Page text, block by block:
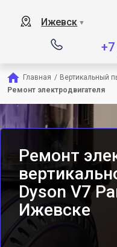
Ижевск ▼
Главная / Вертикальный
Ремонт электродвигателя
Ремонт
Dyson V7
Ижевске